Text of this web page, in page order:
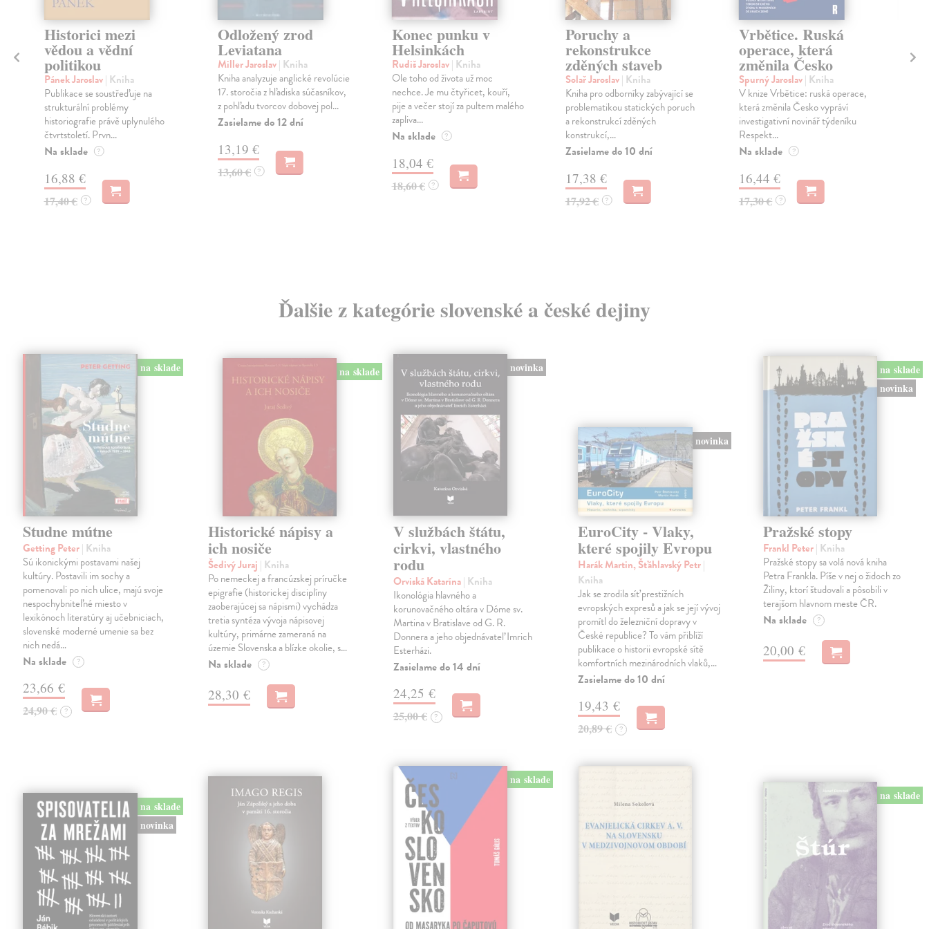
Historici mezi
vědou a vědní
politikou
Pánek Jaroslav| Kniha
Publikace se soustřeďuje na
strukturální problémy
historiografie právě uplynulého
čtvrtstoletí. Prvn...
Na sklade ?
16,88 €
17,40 € ?
Odložený zrod
Leviatana
Miller Jaroslav| Kniha
Kniha analyzuje anglické revolúcie
17. storočia z hľadiska súčasníkov,
z pohľadu tvorcov dobovej pol...
Zasielame do 12 dní
13,19 €
13,60 € ?
Konec punku v
Helsinkách
Rudiš Jaroslav| Kniha
Ole toho od života už moc
nechce. Je mu čtyřicet, kouří,
pije a večer stojí za pultem malého
zapliva...
Na sklade ?
18,04 €
18,60 € ?
Poruchy a
rekonstrukce
zděných staveb
Solař Jaroslav| Kniha
Kniha pro odborníky zabývající se
problematikou statických poruch
a rekonstrukcí zděných
konstrukcí,...
Zasielame do 10 dní
17,38 €
17,92 € ?
Vrbětice. Ruská
operace, která
změnila Česko
Spurný Jaroslav| Kniha
V knize Vrbětice: ruská operace,
která změnila Česko vypráví
investigativní novinář týdeníku
Respekt...
Na sklade ?
16,44 €
17,30 € ?
Ďalšie z kategórie slovenské a české dejiny
na sklade
Studne mútne
Getting Peter| Kniha
Sú ikonickými postavami našej
kultúry. Postavili im sochy a
pomenovali po nich ulice, majú svoje
nespochybniteľné miesto v
lexikónoch literatúry aj učebniciach,
slovenské moderné umenie sa bez
nich nedá…
Na sklade ?
23,66 €
24,90 € ?
na sklade
Historické nápisy a
ich nosiče
Šedivý Juraj | Kniha
Po nemeckej a francúzskej príručke
epigrafie (historickej disciplíny
zaoberajúcej sa nápismi) vychádza
tretia syntéza vývoja nápisovej
kultúry, primárne zameraná na
územie Slovenska a blízke okolie, s…
Na sklade ?
28,30 €
novinka
V službách štátu,
cirkvi, vlastného
rodu
Orviská Katarína| Kniha
Ikonológia hlavného a
korunovačného oltára v Dóme sv.
Martina v Bratislave od G. R.
Donnera a jeho objednávateľ Imrich
Esterházi.
Zasielame do 14 dní
24,25 €
25,00 € ?
novinka
EuroCity - Vlaky,
které spojily Evropu
Harák Martin, Šťáhlavský Petr|
Kniha
Jak se zrodila síť prestižních
evropských expresů a jak se její vývoj
promítl do železniční dopravy v
České republice? To vám přiblíží
publikace o historii evropské sítě
komfortních mezinárodních vlaků,…
Zasielame do 10 dní
19,43 €
20,89 € ?
na sklade
novinka
Pražské stopy
Frankl Peter| Kniha
Pražské stopy sa volá nová kniha
Petra Frankla. Píše v nej o židoch zo
Žiliny, ktorí študovali a pôsobili v
terajšom hlavnom meste ČR.
Na sklade ?
20,00 €
na sklade
novinka
na sklade
na sklade